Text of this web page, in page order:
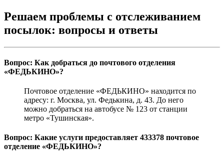
Решаем проблемы с отслеживанием
посылок: вопросы и ответы
Вопрос: Как добраться до почтового отделения
«ФЕДЬКИНО»?
Почтовое отделение «ФЕДЬКИНО» находится по
адресу: г. Москва, ул. Федькина, д. 43. До него
можно добраться на автобусе № 123 от станции
метро «Тушинская».
Вопрос: Какие услуги предоставляет 433378 почтовое
отделение «ФЕДЬКИНО»?